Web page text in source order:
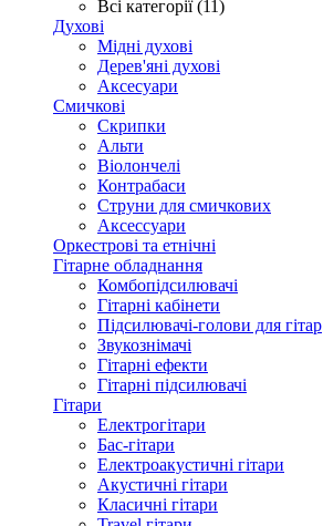
Всі категорії (11)
Духові
Мідні духові
Дерев'яні духові
Аксесуари
Смичкові
Скрипки
Альти
Віолончелі
Контрабаси
Струни для смичкових
Аксеcсуари
Оркестрові та етнічні
Гітарне обладнання
Комбопідсилювачі
Гітарні кабінети
Підсилювачі-голови для гітар
Звукознімачі
Гітарні ефекти
Гітарні підсилювачі
Гітари
Електрогітари
Бас-гітари
Електроакустичні гітари
Акустичні гітари
Класичні гітари